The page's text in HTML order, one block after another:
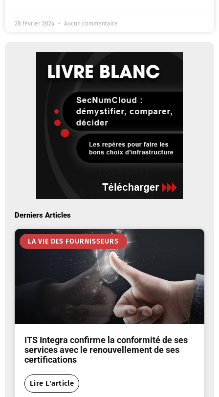
28 février 2024 Aucun commentaire
Derniers Articles
LA VIE DES FOURNISSEURS
ITS Integra confirme la conformité de ses
services avec le renouvellement de ses
certifications
Lire L'article